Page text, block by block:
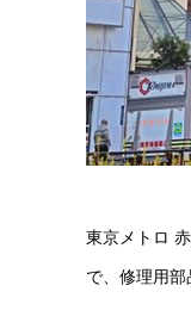
東京メトロ
で、修理用部